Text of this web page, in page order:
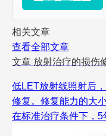
相关文章
查看全部文章
文章 放射治疗的损伤
低LET放射线照射后
修复。修复能力的大
在标准治疗条件下，5